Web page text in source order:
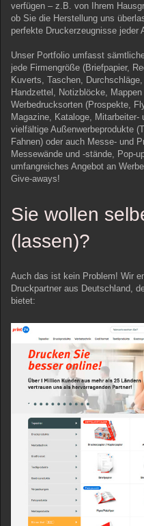
verfügen – z.B. von Ihrem
ob Sie die Herstellung uns
perfekte Druckerzeugnisse jeder
Unser Portfolio umfasst
jede Firmengröße (Briefpapier,
Kuverts, Taschen,
Handzettel, Notizblöcke,
Werbedrucksorten (Prospekte,
Magazine, Kataloge, Mitarbeiter-
vielfältige Außenwerbeprodukte
Fahnen) oder auch Messe- und
Messewände und -stände, Pop-
umfangreiches Angebot an
Give-aways!
Sie wollen
(lassen)?
Auch das ist kein Problem! Wir
Druckpartner aus Deutschland,
bietet: